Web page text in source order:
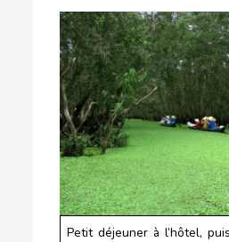
Petit déjeuner à l’hôtel,